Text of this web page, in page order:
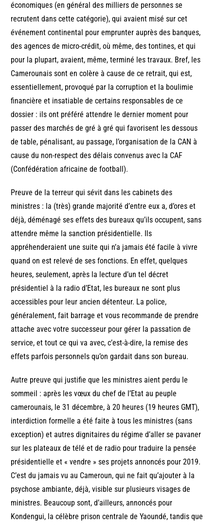
économiques (en général des milliers de personnes se
recrutent dans cette catégorie), qui avaient misé sur cet
événement continental pour emprunter auprès des banques,
des agences de micro-crédit, où même, des tontines, et qui
pour la plupart, avaient, même, terminé les travaux. Bref, les
Camerounais sont en colère à cause de ce retrait, qui est,
essentiellement, provoqué par la corruption et la boulimie
financière et insatiable de certains responsables de ce
dossier : ils ont préféré attendre le dernier moment pour
passer des marchés de gré à gré qui favorisent les dessous
de table, pénalisant, au passage, l’organisation de la CAN à
cause du non-respect des délais convenus avec la CAF
(Confédération africaine de football).
Preuve de la terreur qui sévit dans les cabinets des
ministres : la (très) grande majorité d’entre eux a, d’ores et
déjà, déménagé ses effets des bureaux qu’ils occupent, sans
attendre même la sanction présidentielle. Ils
appréhenderaient une suite qui n’a jamais été facile à vivre
quand on est relevé de ses fonctions. En effet, quelques
heures, seulement, après la lecture d’un tel décret
présidentiel à la radio d’Etat, les bureaux ne sont plus
accessibles pour leur ancien détenteur. La police,
généralement, fait barrage et vous recommande de prendre
attache avec votre successeur pour gérer la passation de
service, et tout ce qui va avec, c’est-à-dire, la remise des
effets parfois personnels qu’on gardait dans son bureau.
Autre preuve qui justifie que les ministres aient perdu le
sommeil : après les vœux du chef de l’Etat au peuple
camerounais, le 31 décembre, à 20 heures (19 heures GMT),
interdiction formelle a été faite à tous les ministres (sans
exception) et autres dignitaires du régime d’aller se pavaner
sur les plateaux de télé et de radio pour traduire la pensée
présidentielle et « vendre » ses projets annoncés pour 2019.
C’est du jamais vu au Cameroun, qui ne fait qu’ajouter à la
psychose ambiante, déjà, visible sur plusieurs visages de
ministres. Beaucoup sont, d’ailleurs, annoncés pour
Kondengui, la célèbre prison centrale de Yaoundé, tandis que